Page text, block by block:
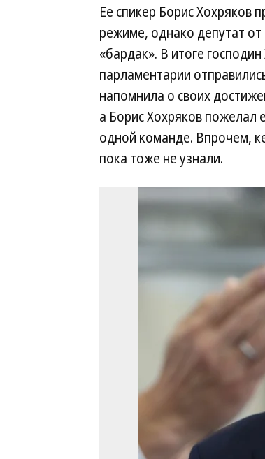
Ее спикер Борис Хохряков
режиме, однако депутат
«бардак». В итоге
парламентарии
напомнила о своих
а Борис Хохряков пожелал
одной команде. Впрочем,
пока тоже не узнали.